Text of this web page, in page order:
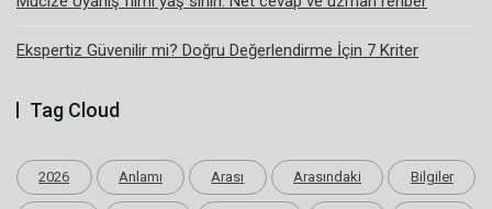
Ekspertiz Güvenilir mi? Doğru Değerlendirme İçin 7 Kriter
Tag Cloud
2026 Anlamı Arası Arasındaki Bilgiler